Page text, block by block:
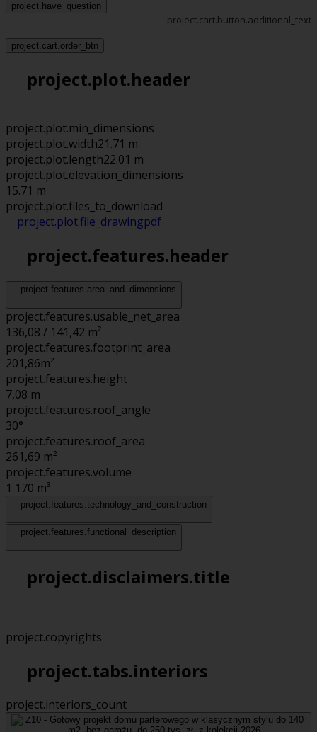
project.have_question
project.cart.button.additional_text
project.cart.order_btn
project.plot.header
project.plot.min_dimensions
project.plot.width21.71 m
project.plot.length22.01 m
project.plot.elevation_dimensions
15.71 m
project.plot.files_to_download
project.plot.file_drawingpdf
project.features.header
project.features.area_and_dimensions
project.features.usable_net_area
136,08 / 141,42 m²
project.features.footprint_area
201,86m²
project.features.height
7,08 m
project.features.roof_angle
30°
project.features.roof_area
261,69 m²
project.features.volume
1 170 m³
project.features.technology_and_construction
project.features.functional_description
project.disclaimers.title
project.copyrights
project.tabs.interiors
project.interiors_count